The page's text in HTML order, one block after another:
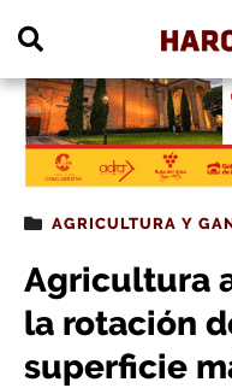
AGRICULTURA Y
Agricultura
la rotación
superficie